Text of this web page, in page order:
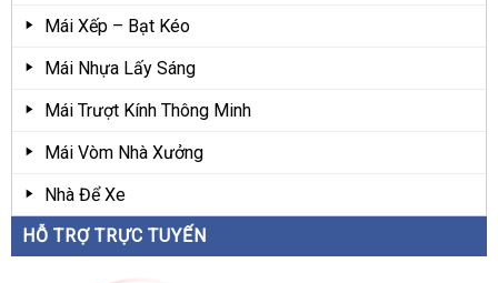
Mái Xếp – Bạt Kéo
Mái Nhựa Lấy Sáng
Mái Trượt Kính Thông Minh
Mái Vòm Nhà Xưởng
Nhà Để Xe
HỖ TRỢ TRỰC TUYẾN